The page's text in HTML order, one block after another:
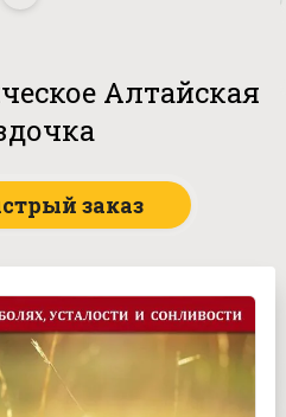
Алтайская
заказ